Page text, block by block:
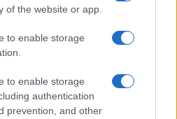
of the website or app.
to enable storage
to enable storage
authentication
prevention, and other
με βανίλια και τραγανή
διακόσμηση σπιτιού που
χώρο πιο όμορφο και πιο